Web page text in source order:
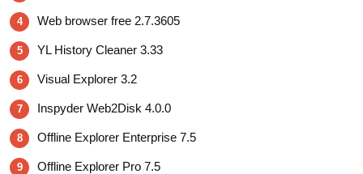
4 Web browser free 2.7.3605
5 YL History Cleaner 3.33
6 Visual Explorer 3.2
7 Inspyder Web2Disk 4.0.0
8 Offline Explorer Enterprise 7.5
9 Offline Explorer Pro 7.5